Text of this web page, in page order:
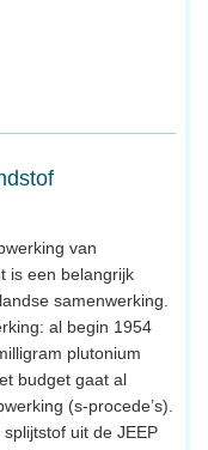
van
is een belangrijk
samenwerking.
al begin 1954
plutonium
budget gaat al
(s-procede’s).
uit de JEEP